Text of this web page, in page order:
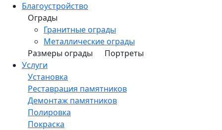
Благоустройство
Ограды
Гранитные ограды
Металлические ограды
Размеры ограды
Портреты
Услуги
Установка
Реставрация памятников
Демонтаж памятников
Полировка
Покраска